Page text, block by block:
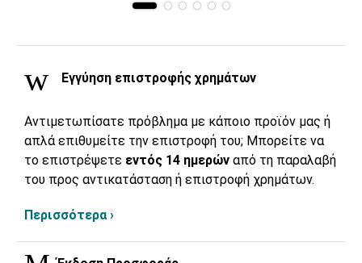
Εγγύηση επιστροφής χρημάτων
Αντιμετωπίσατε πρόβλημα με κάποιο προϊόν μας ή
απλά επιθυμείτε την επιστροφή του; Μπορείτε να
το επιστρέψετε εντός 14 ημερών από τη παραλαβή
του προς αντικατάσταση ή επιστροφή χρημάτων.
Περισσότερα ›